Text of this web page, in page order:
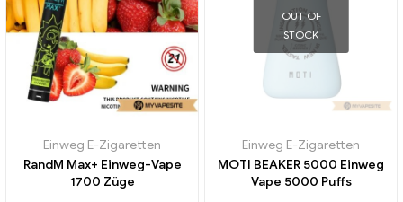
Einweg E-Zigaretten
RandM Max+ Einweg-Vape
1700 Züge
OUT OF
STOCK
Einweg E-Zigaretten
MOTI BEAKER 5000 Einweg
Vape 5000 Puffs